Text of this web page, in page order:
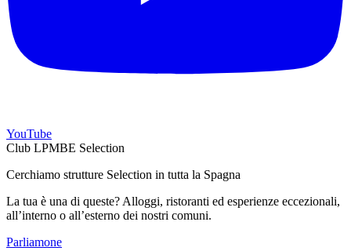
YouTube
Club LPMBE Selection
Cerchiamo strutture Selection in tutta la Spagna
La tua è una di queste? Alloggi, ristoranti ed esperienze eccezionali,
all’interno o all’esterno dei nostri comuni.
Parliamone